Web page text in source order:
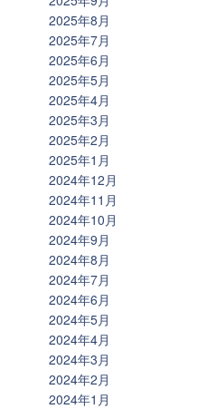
2025年8月
2025年7月
2025年6月
2025年5月
2025年4月
2025年3月
2025年2月
2025年1月
2024年12月
2024年11月
2024年10月
2024年9月
2024年8月
2024年7月
2024年6月
2024年5月
2024年4月
2024年3月
2024年2月
2024年1月